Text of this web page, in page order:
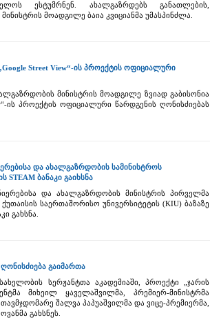
ესტუმრნენ. ახალგაზრდებს განათლების,
მოადგილე ბაია კვიციანმა უმასპინძლა.
Street View“-ის პროექტის ოფიციალური
მინისტრის მოადგილე ზვიად გაბისონია
ის პროექტის ოფიციალური წარდგენის ღონისძიებას
და ახალგაზრდობის სამინისტროს
STEAM ბანაკი გაიხსნა
და ახალგაზრდობის მინისტრის პირველმა
საერთაშორისო უნივერსიტეტის (KIU) ბაზაზე
გახსნა.
ღონისძიება გაიმართა
სერჟანტთა აკადემიაში, პროექტი „ჯარის
მიხეილ ყაველაშვილმა, პრემიერ-მინისტრმა
შალვა პაპუაშვილმა და ვიცე-პრემიერმა,
გახსნეს.